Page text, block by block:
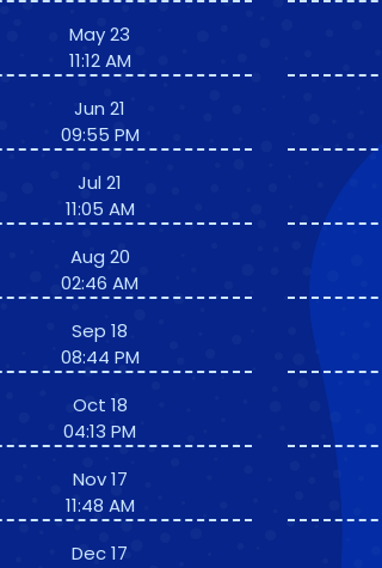
May 23
11:12 AM
Jun 21
09:55 PM
Jul 21
11:05 AM
Aug 20
02:46 AM
Sep 18
08:44 PM
Oct 18
04:13 PM
Nov 17
11:48 AM
Dec 17